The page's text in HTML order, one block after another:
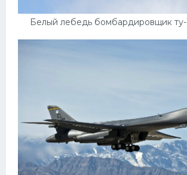
Белый лебедь бомбардировщик